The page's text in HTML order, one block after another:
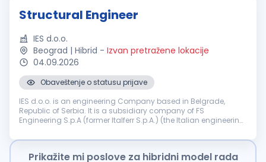
Structural Engineer
IES d.o.o.
Beograd | Hibrid - Izvan pretražene lokacije
04.09.2026
Obaveštenje o statusu prijave
IES d.o.o. is an engineering Company based in Belgrade,
Republic of Serbia. It is a subsidiary company of FS
Engineering S.p.A (former Italferr S.p.A.) (the Italian engineering
Group). Company IES ...
Prikažite mi poslove za hibridni model rada